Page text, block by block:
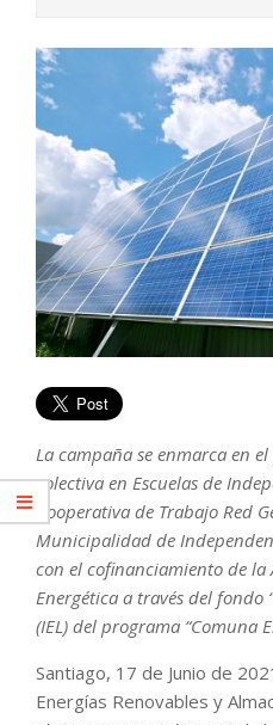
La campaña se enmarca en
colectiva en Escuelas de
Cooperativa de Trabajo Red
Municipalidad de
con el cofinanciamiento de la
Energética a través del fondo
(IEL) del programa “Comuna
Santiago, 17 de Junio de
Energías Renovables y